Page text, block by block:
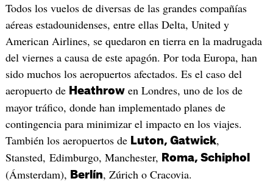
Todos los vuelos de diversas de las grandes compañías
aéreas estadounidenses, entre ellas Delta, United y
American Airlines, se quedaron en tierra en la madrugada
del viernes a causa de este apagón. Por toda Europa, han
sido muchos los aeropuertos afectados. Es el caso del
aeropuerto de Heathrowen Londres, uno de los de
mayor tráfico, donde han implementado planes de
contingencia para minimizar el impacto en los viajes.
También los aeropuertos de Luton, Gatwick,
Stansted, Edimburgo, Manchester, Roma, Schiphol
(Ámsterdam), Berlín, Zúrich o Cracovia.